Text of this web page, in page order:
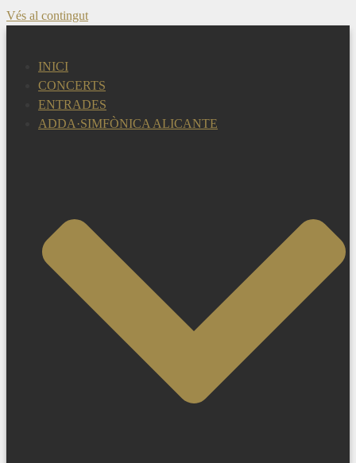
Vés al contingut
INICI
CONCERTS
ENTRADES
ADDA·SIMFÒNICA ALICANTE